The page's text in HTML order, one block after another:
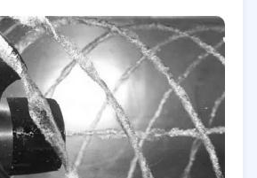
۳‏-‏۱‏- حفره سازی در اثر افت فشار
۴‏- چه قطعاتی در معرض کاویتاسیون قرار دارند؟
۴‏-‏۱‏- پدیده کاویتاسیون در لوله